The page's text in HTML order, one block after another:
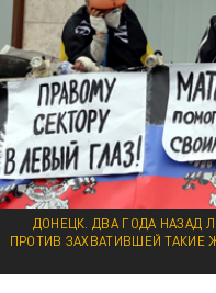
ДОНЕЦК. ДВА ГОДА НАЗАД
ПРОТИВ ЗАХВАТИВШЕЙ ТАКИЕ